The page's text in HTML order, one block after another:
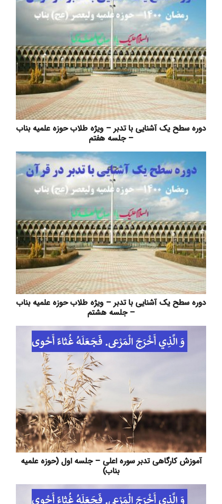
دوره سطح یک آشنایی با تدبر – ویژه طلاب حوزه علمیه بناب
– جلسه هفتم
دوره سطح یک آشنایی با تدبر – ویژه طلاب حوزه علمیه بناب
– جلسه هشتم
آموزش کارگاهی تدبر سوره اعلی – جلسه اول (حوزه علمیه
بناب)